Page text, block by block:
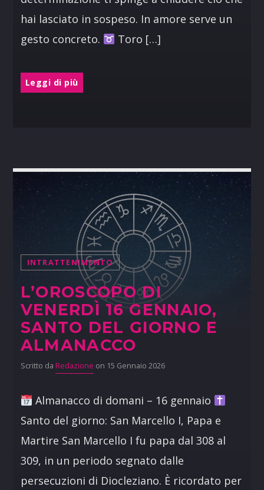
hai lasciato in sospeso. In amore serve un
gesto concreto.
Toro […]
Leggi di più
INTRATTENIMENTO
L’OROSCOPO DI
VENERDÌ 16 GENNAIO,
SANTO DEL GIORNO E
ALMANACCO
Scritto da Redazione on 15 Gennaio 2026
Almanacco di domani – 16 gennaio
Santo del giorno: San Marcello I, Papa e
Martire San Marcello I fu papa dal 308 al
309, in un periodo segnato dalle
persecuzioni di Diocleziano. È ricordato per